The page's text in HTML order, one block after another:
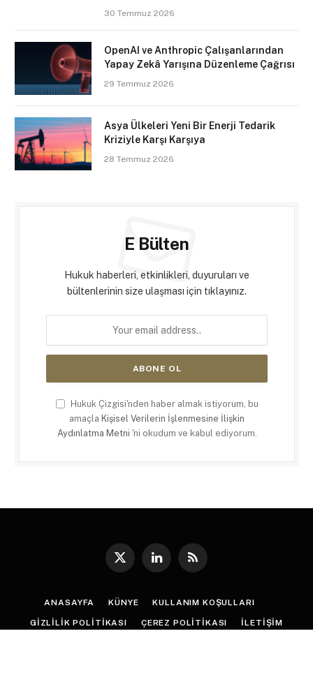
30 Temmuz 2026
OpenAI ve Anthropic Çalışanlarından
Yapay Zekâ Yarışına Düzenleme Çağrısı
29 Temmuz 2026
Asya Ülkeleri Yeni Bir Enerji Tedarik
Kriziyle Karşı Karşıya
28 Temmuz 2026
E Bülten
Hukuk haberleri, etkinlikleri, duyuruları ve
bültenlerinin size ulaşması için tıklayınız.
Hukuk Çizgisi'nden haber almak istiyorum, bu
amaçla Kişisel Verilerin İşlenmesine İlişkin
Aydınlatma Metni 'ni okudum ve kabul ediyorum.
X
LinkedInRSS
ANASAYFA KÜNYE KULLANIM KOŞULLARI
GIZLILIK POLITIKASI ÇEREZ POLITIKASI İLETIŞIM